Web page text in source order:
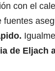
con el
fuentes
de Eljach